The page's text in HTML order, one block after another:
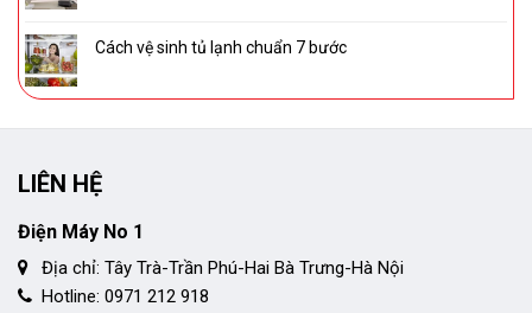
Cách vệ sinh tủ lạnh chuẩn 7 bước
LIÊN HỆ
Điện Máy No 1
Địa chỉ: Tây Trà-Trần Phú-Hai Bà Trưng-Hà Nội
Hotline: 0971 212 918